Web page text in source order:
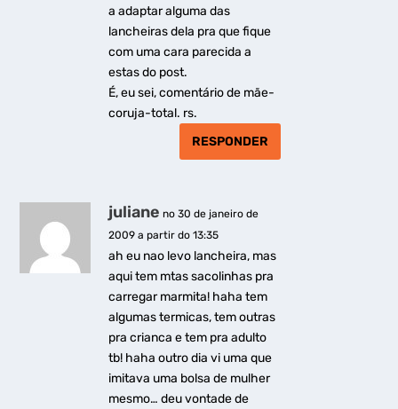
a adaptar alguma das
lancheiras dela pra que fique
com uma cara parecida a
estas do post.
É, eu sei, comentário de mãe-
coruja-total. rs.
RESPONDER
juliane no 30 de janeiro de
2009 a partir do 13:35
ah eu nao levo lancheira, mas
aqui tem mtas sacolinhas pra
carregar marmita! haha tem
algumas termicas, tem outras
pra crianca e tem pra adulto
tb! haha outro dia vi uma que
imitava uma bolsa de mulher
mesmo… deu vontade de